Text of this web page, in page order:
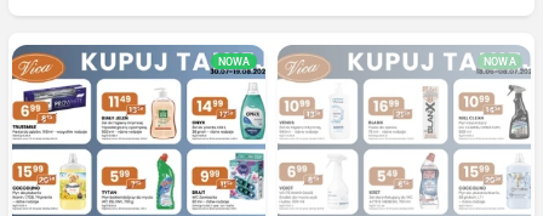
NOWA NOWA